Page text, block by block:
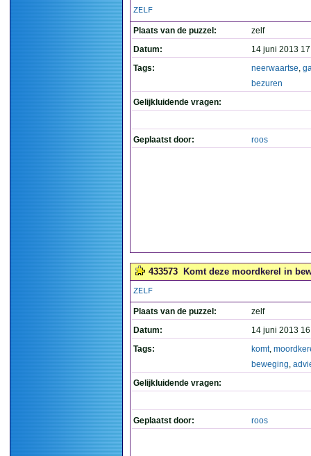
ZELF
Plaats van de puzzel:
zelf
Datum:
14 juni 2013
Tags:
neerwaartse,
bezuren
Gelijkluidende vragen:
Geplaatst door: roos
433573 Komt deze moordkerel in
ZELF
Plaats van de puzzel:
zelf
Datum:
14 juni 2013
Tags:
komt,
beweging,
Gelijkluidende vragen:
Geplaatst door: roos